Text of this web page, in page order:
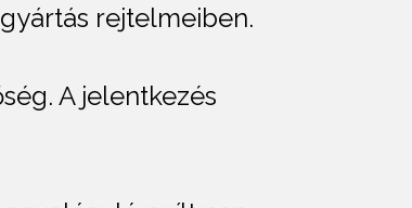
rejtelmeiben.
A jelentkezés